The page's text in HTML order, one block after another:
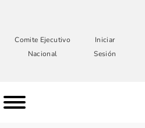
Comite Ejecutivo
Nacional
Iniciar
Sesión